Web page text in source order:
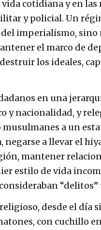
cotidiana y en las
y policial. Un
imperialismo,
el marco de
los ideales,
en una
y nacionalidad, y
a un
negarse a llevar el
mantener
estilo de vida
“delitos”
desde el día
con cuchillo